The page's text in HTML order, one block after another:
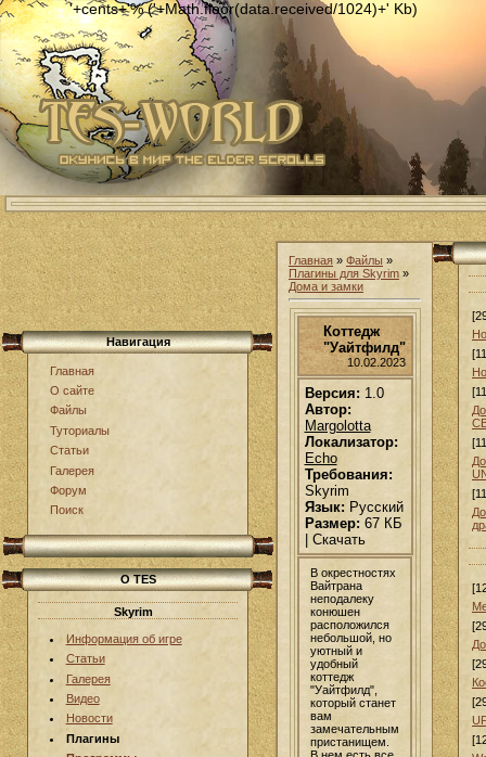
Навигация
Главная
О сайте
Файлы
Туториалы
Статьи
Галерея
Форум
Поиск
О TES
Skyrim
Информация об игре
Статьи
Галерея
Видео
Новости
Плагины
Главная » Файлы »
Плагины для Skyrim »
Дома и замки
Коттедж
"Уайтфилд"
10.02.2023
Версия: 1.0
Автор:
Margolotta
Локализатор:
Echo
Требования:
Skyrim
Язык: Русский
Размер: 67 КБ
| Скачать
В окрестностях
Вайтрана
неподалеку
конюшен
расположился
небольшой, но
уютный и
удобный
коттедж
"Уайтфилд",
который станет
вам
замечательным
пристанищем.
'+cents+'% ('+Math.floor(data.received/1024)+' Kb)